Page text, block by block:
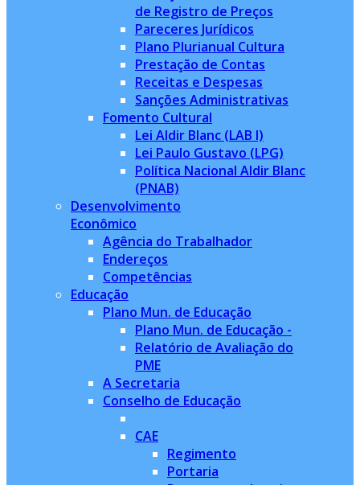
de Registro de Preços
Pareceres Jurídicos
Plano Plurianual Cultura
Prestação de Contas
Receitas e Despesas
Sanções Administrativas
Fomento Cultural
Lei Aldir Blanc (LAB I)
Lei Paulo Gustavo (LPG)
Política Nacional Aldir Blanc
(PNAB)
Desenvolvimento
Econômico
Agência do Trabalhador
Endereços
Competências
Educação
Plano Mun. de Educação
Plano Mun. de Educação -
Relatório de Avaliação do
PME
A Secretaria
Conselho de Educação
CAE
Regimento
Portaria